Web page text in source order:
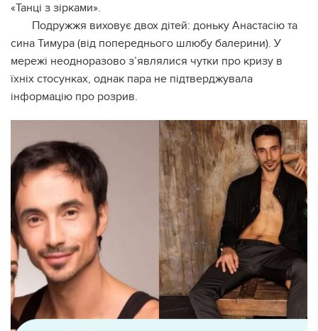
«Танці з зірками».
Подружжя виховує двох дітей: доньку Анастасію та
сина Тимура (від попереднього шлюбу балерини). У
мережі неодноразово з’являлися чутки про кризу в
їхніх стосунках, однак пара не підтверджувала
інформацію про розрив.